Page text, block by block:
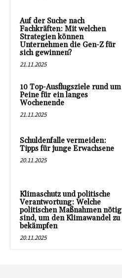
Auf der Suche nach
Fachkräften: Mit welchen
Strategien können
Unternehmen die Gen-Z für
sich gewinnen?
21.11.2025
10 Top-Ausflugsziele rund um
Peine für ein langes
Wochenende
21.11.2025
Schuldenfalle vermeiden:
Tipps für junge Erwachsene
20.11.2025
Klimaschutz und politische
Verantwortung: Welche
politischen Maßnahmen nötig
sind, um den Klimawandel zu
bekämpfen
20.11.2025